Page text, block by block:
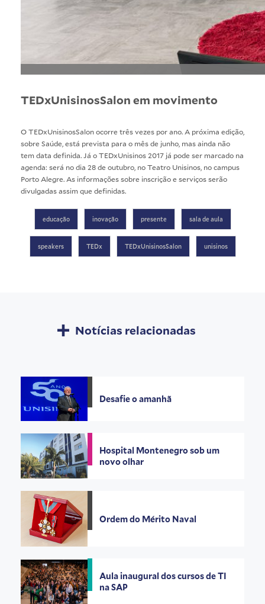
TEDxUnisinosSalon em movimento
O TEDxUnisinosSalon ocorre três vezes por ano. A próxima edição,
sobre Saúde, está prevista para o mês de junho, mas ainda não
tem data definida. Já o TEDxUnisinos 2017 já pode ser marcado na
agenda: será no dia 28 de outubro, no Teatro Unisinos, no campus
Porto Alegre. As informações sobre inscrição e serviços serão
divulgadas assim que definidas.
educação inovação presente sala de aula
speakers TEDx TEDxUnisinosSalon unisinos
Notícias relacionadas
Desafie o amanhã
Hospital Montenegro sob um
novo olhar
Ordem do Mérito Naval
Aula inaugural dos cursos de TI
na SAP